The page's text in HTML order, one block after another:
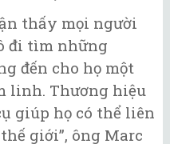
thấy mọi người
đi tìm những
đến cho họ một
linh. Thương hiệu
giúp họ có thể liên
giới”, ông Marc